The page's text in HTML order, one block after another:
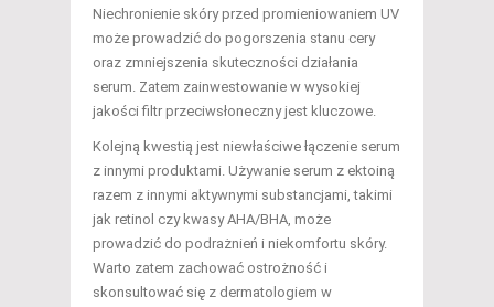
Niechronienie skóry przed promieniowaniem UV
może prowadzić do pogorszenia stanu cery
oraz zmniejszenia skuteczności działania
serum. Zatem zainwestowanie w wysokiej
jakości filtr przeciwsłoneczny jest kluczowe.
Kolejną kwestią jest niewłaściwe łączenie serum
z innymi produktami. Używanie serum z ektoiną
razem z innymi aktywnymi substancjami, takimi
jak retinol czy kwasy AHA/BHA, może
prowadzić do podrażnień i niekomfortu skóry.
Warto zatem zachować ostrożność i
skonsultować się z dermatologiem w